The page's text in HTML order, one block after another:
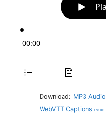
Download: MP3 Audio
WebVTT Captions 178 KB